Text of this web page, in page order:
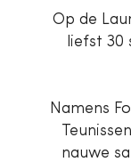
Op de
liefst
Namens
nauwe